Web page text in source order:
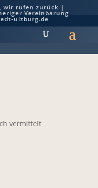
wir rufen zurück |
Vereinbarung
ulzburg.de
vermittelt